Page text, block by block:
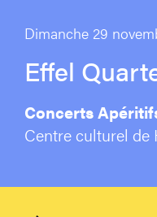
Dimanche 29
Effel
Concerts
Centre culturel de